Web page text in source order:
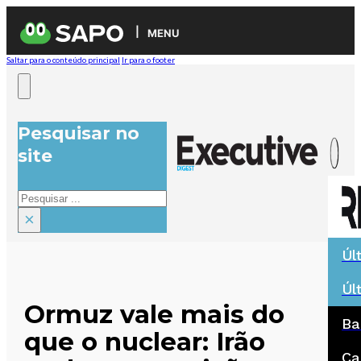
MENU
Saltar para o conteúdo principal Ir para o footer
Pesquisar no
site
Pesquisar
×
Ormuz vale mais do
que o nuclear: Irão